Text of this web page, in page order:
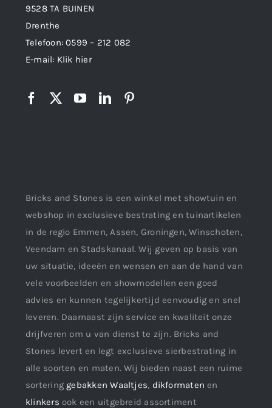
9528 TA BUINEN
Drenthe
Telefoon:0599 – 212 082
E-mail: Klik hier
Bricks and Stones is een winkel met showtuin en
webshop in exclusieve bestrating en tuinartikelen
in de regio Emmen, Assen, Groningen, Winschoten,
Veendam en Stadskanaal. Wij geven op basis van
uw situatie, ideeën en wensen en aan de hand van
vele voorbeelden en showmodellen een goed
advies en kunnen tegelijkertijd eenvoudig en snel
leveren. Daarnaast zijn service en kwaliteit onze
drijfveren om u van dienst te zijn. Bricks and
Stones levert en legt exclusieve sierbestrating in
alle soorten en maten. Wij bieden naast een ruime
sortering gebakken Waaltjes, dikformaten en
klinkers ook een uitgebreid assortiment